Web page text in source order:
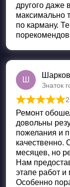
другого даже
максимально
по карману.
Ш
Знаток
Оценка
Ремонт
довольны
пожелания и
качественно.
месяцев, но
Нам
этапе работ
Особенно